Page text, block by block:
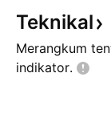
Teknikal
Merangkum
indikator.